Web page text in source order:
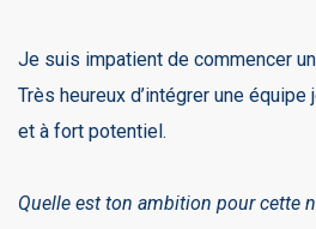
Je suis impatient de commencer
Très heureux d’intégrer une équipe
et à fort potentiel.
Quelle est ton ambition pour cette